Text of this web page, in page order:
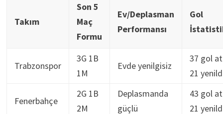
Takım
Son 5
Maç
Formu
Ev/Deplasman
Performansı
Gol
Trabzonspor
3G 1B
1M
Evde yenilgisiz
37 gol
21
Fenerbahçe
2G 1B
2M
Deplasmanda
güçlü
43 gol
21